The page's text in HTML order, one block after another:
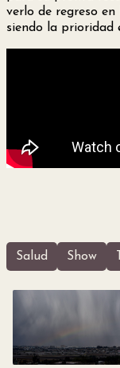
verlo de regreso en
siendo la prioridad
Salud Show